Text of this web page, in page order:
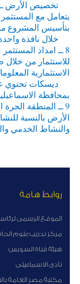
تخصيص الأرض ــ
يتعامل مع
بتأسيس المشروع
خلال نافذة
8 ــ امداد
للاستثمار من خلال
الاستثمارية
ديسكات تحتوي
بمحافظة
9 ــ المنطقة
والنشاط الخدمي والتخزيني 7
روابط هامة
الموقع الرسمى
مركز تدريب علوم
هيئة قناة السوبس
نادى الاسماعيلى
مكتبة مصر العامة